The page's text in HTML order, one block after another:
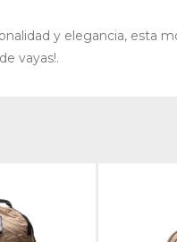
y elegancia, esta
vayas!.